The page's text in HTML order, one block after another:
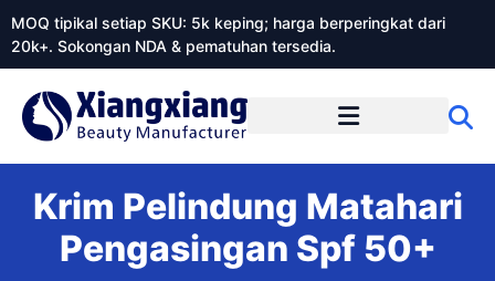
MOQ tipikal setiap SKU: 5k keping; harga berperingkat dari
20k+. Sokongan NDA & pematuhan tersedia.
Krim Pelindung Matahari
Pengasingan Spf 50+